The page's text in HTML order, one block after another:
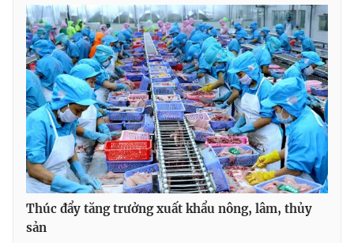
Thúc đẩy tăng trưởng xuất khẩu nông, lâm, thủy
sản